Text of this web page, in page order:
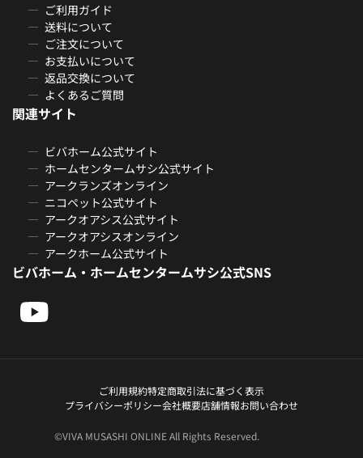
ご利用ガイド
送料について
ご注文について
お支払いについて
返品交換について
よくあるご質問
関連サイト
ビバホーム公式サイト
ホームセンタームサシ公式サイト
アークランズオンライン
ニコペット公式サイト
アークオアシス公式サイト
アークオアシスオンライン
アークホーム公式サイト
ビバホーム・ホームセンタームサシ公式SNS
ご利用規約特定商取引法に基づく表示
プライバシーポリシー会社概要店舗情報お問い合わせ
©VIVA MUSASHI ONLINE All Rights Reserved.